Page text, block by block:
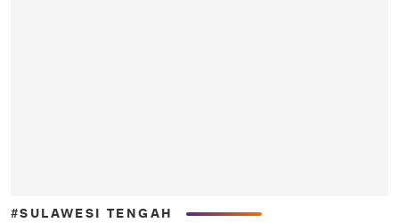
#SULAWESI TENGAH